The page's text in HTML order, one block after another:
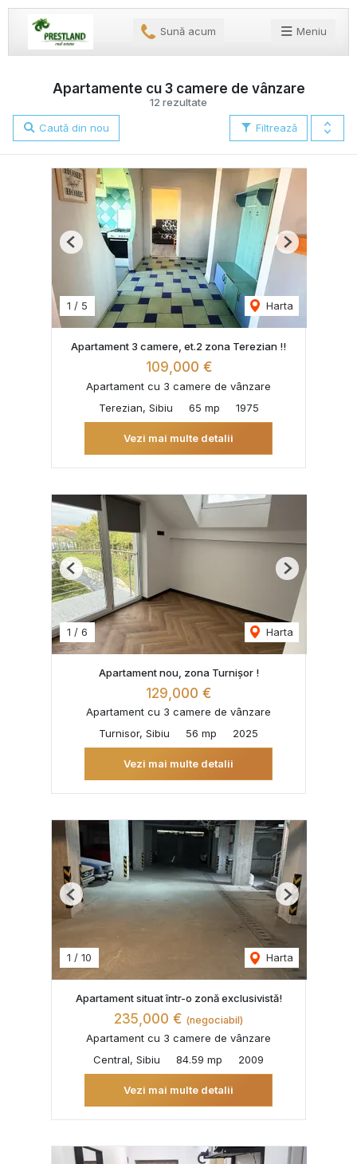
Sună acum Meniu
12 rezultate
Apartamente cu 3 camere de vânzare
Filtrează
Caută din nou
1 / 5 Harta
Previous Next
Apartament 3 camere, et.2 zona Terezian !!
109,000 €
Apartament cu 3 camere de vânzare
Terezian, Sibiu
65 mp 1975
Vezi mai multe detalii
1 / 6 Harta
Previous Next
Apartament nou, zona Turnișor !
129,000 €
Apartament cu 3 camere de vânzare
Turnisor, Sibiu
56 mp 2025
Vezi mai multe detalii
1 / 10 Harta
Previous Next
Apartament situat într-o zonă exclusivistă!
235,000 € (negociabil)
Apartament cu 3 camere de vânzare
Central, Sibiu
84.59 mp 2009
Vezi mai multe detalii